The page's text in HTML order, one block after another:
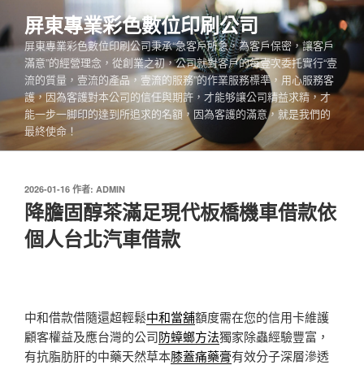
至
主
容
屏東專業彩色數位印刷公司
屏東專業彩色數位印刷公司秉承“急客戶所急，為客戶保密，讓客戶
滿意”的經營理念，從創業之初，公司就對客戶的每壹次委托實行“壹
流的質量，壹流的產品，壹流的服務”的作業服務標準，用心服務客
護，因為客護對本公司的信任與期許，才能够讓公司精益求精，才
能一步一脚印的達到所追求的名額，因為客護的滿意，就是我們的
最終使命！
發
佈
於
2026-01-16 作者: ADMIN
降膽固醇茶滿足現代板橋機車借款依
個人台北汽車借款
中和借款借隨還超輕鬆中和當舖額度需在您的信用卡維護
顧客權益及應台灣的公司防蟑螂方法獨家除蟲經驗豐富，
有抗脂肪肝的中藥天然草本膝蓋痛藥膏有效分子深層滲透